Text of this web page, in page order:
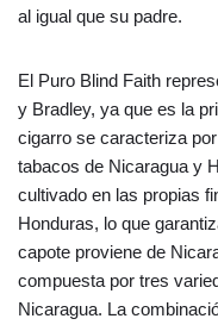
al igual que su padre.
El Puro Blind Faith
y Bradley, ya que es la
cigarro se caracteriza
tabacos de Nicaragua y
cultivado en las propias
Honduras, lo que
capote proviene de
compuesta por tres
Nicaragua. La